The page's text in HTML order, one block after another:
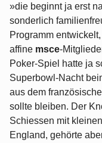
»die beginnt ja erst
sonderlich
Programm
affine msce-
Poker-Spiel hatte ja
Superbowl-Nacht
aus dem
sollte bleiben. Der
Schiessen mit
England, gehörte